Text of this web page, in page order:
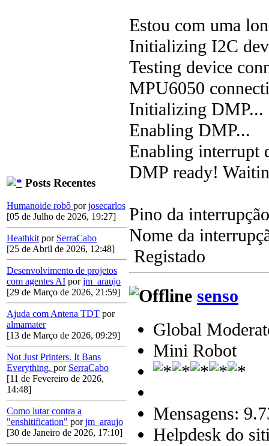
Posts Recentes
Humanoide robô porjosecarlos
[05 de Julho de 2026, 19:27]
Heathkit por SerraCabo
[25 de Abril de 2026, 12:48]
Desenvolvimento de projetos
com agentes AI porjm_araujo
[29 de Março de 2026, 21:59]
Ajuda com Antena TDT por
almamater
[13 de Março de 2026, 09:29]
Not Just Printers. It Bans
Everything. por SerraCabo
[11 de Fevereiro de 2026,
14:48]
Como lutar contra a
"enshitification" porjm_araujo
[30 de Janeiro de 2026, 17:10]
Estou com uma
Initializing I2C
Testing device
MPU6050
Initializing DMP...
Enabling DMP...
Enabling interrupt
DMP ready!
Pino da
Nome da
Registado
senso
Global
Mini Robot
Mensagens:
Helpdesk do